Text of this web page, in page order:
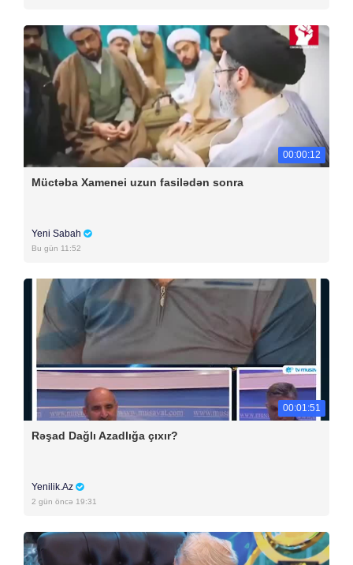
00:00:12
Müctəba Xamenei uzun fasilədən sonra
Yeni Sabah
Bu gün 11:52
00:01:51
Rəşad Dağlı Azadlığa çıxır?
Yenilik.Az
2 gün öncə 19:31